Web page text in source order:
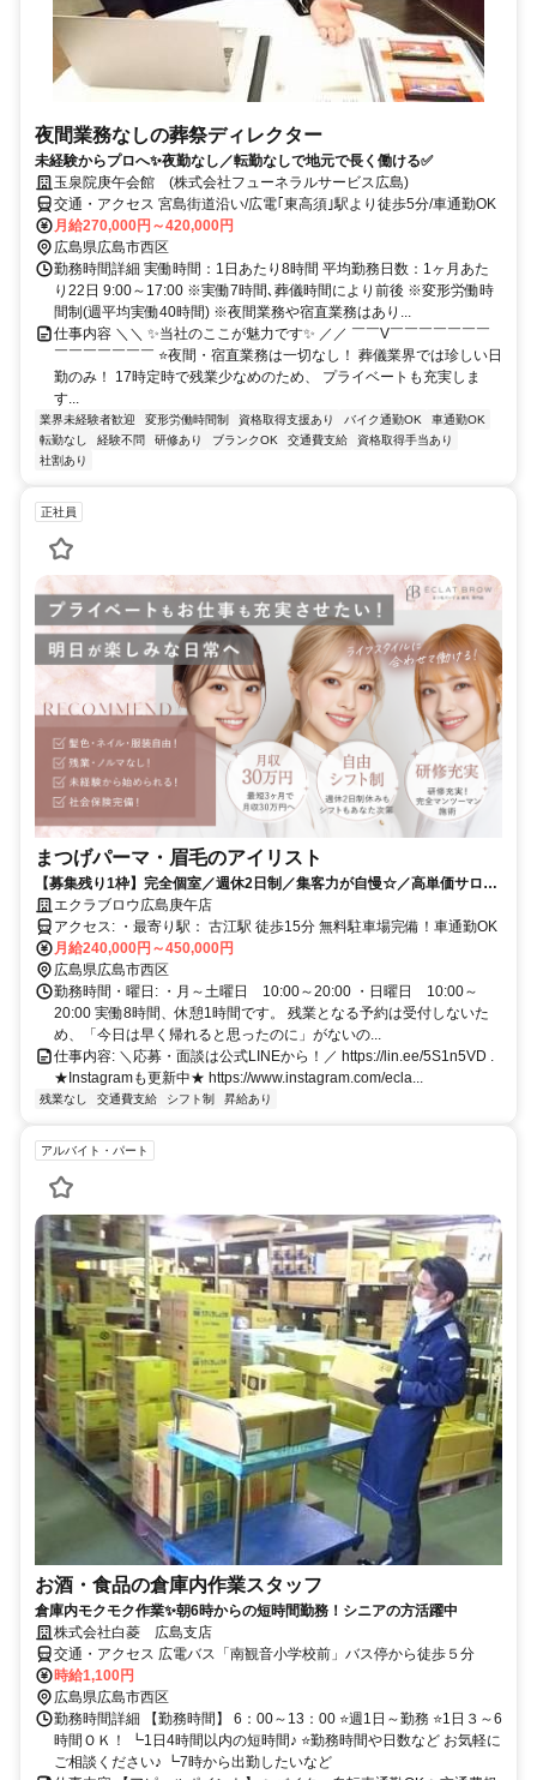
夜間業務なしの葬祭ディレクター
未経験からプロへ✨夜勤なし／転勤なしで地元で長く働ける✅
玉泉院庚午会館 (株式会社フューネラルサービス広島)
交通・アクセス 宮島街道沿い/広電｢東高須｣駅より徒歩5分/車通勤OK
月給270,000円～420,000円
広島県広島市西区
勤務時間詳細 実働時間：1日あたり8時間 平均勤務日数：1ヶ月あた
り22日 9:00～17:00 ※実働7時間､葬儀時間により前後 ※変形労働時
間制(週平均実働40時間) ※夜間業務や宿直業務はあり...
仕事内容 ＼＼ ✨当社のここが魅力です✨ ／／ ￣￣V￣￣￣￣￣￣￣
￣￣￣￣￣￣￣ ⭐夜間・宿直業務は一切なし！ 葬儀業界では珍しい日
勤のみ！ 17時定時で残業少なめのため、 プライベートも充実しま
す...
業界未経験者歓迎 変形労働時間制 資格取得支援あり バイク通勤OK
車通勤OK
転勤なし
経験不問 研修あり ブランクOK 交通費支給
資格取得手当あり
社割あり
正社員
まつげパーマ・眉毛のアイリスト
【募集残り1枠】完全個室／週休2日制／集客力が自慢☆／高単価サロン
／連休取得OK／土日休みOK／年末年始休暇／有給10日間完備／社保・
労災完備／マンツーマン制／駅徒歩2分／ノルマなし／その他手当あり
エクラブロウ広島庚午店
アクセス: ・最寄り駅： 古江駅 徒歩15分 無料駐車場完備！車通勤OK
月給240,000円～450,000円
広島県広島市西区
勤務時間・曜日: ・月～土曜日 10:00～20:00 ・日曜日 10:00～
20:00 実働8時間、休憩1時間です。 残業となる予約は受付しないた
め、「今日は早く帰れると思ったのに」がないの...
仕事内容: ＼応募・面談は公式LINEから！／ https://lin.ee/5S1n5VD .
★Instagramも更新中★ https://www.instagram.com/ecla...
残業なし 交通費支給 シフト制 昇給あり
アルバイト・パート
お酒・食品の倉庫内作業スタッフ
倉庫内モクモク作業✨朝6時からの短時間勤務！シニアの方活躍中
株式会社白菱 広島支店
交通・アクセス 広電バス「南観音小学校前」バス停から徒歩５分
時給1,100円
広島県広島市西区
勤務時間詳細 【勤務時間】 6：00～13：00 ⭐週1日～勤務 ⭐1日３～6
時間ＯＫ！ ┗1日4時間以内の短時間♪ ⭐勤務時間や日数など お気軽に
ご相談ください♪ ┗7時から出勤したいなど